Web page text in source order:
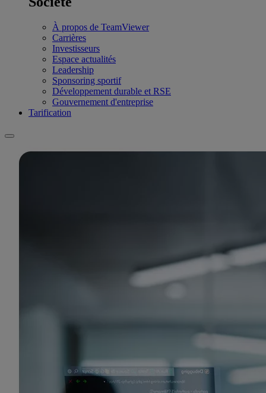
À propos de TeamViewer
Carrières
Investisseurs
Espace actualités
Leadership
Sponsoring sportif
Développement durable et RSE
Gouvernement d'entreprise
Tarification